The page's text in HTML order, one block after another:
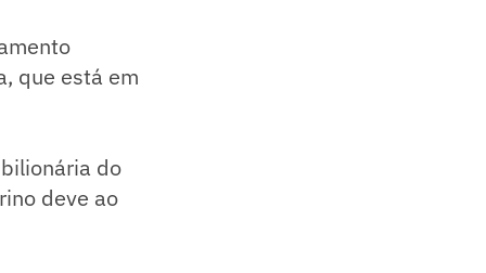
que está em
do
deve ao